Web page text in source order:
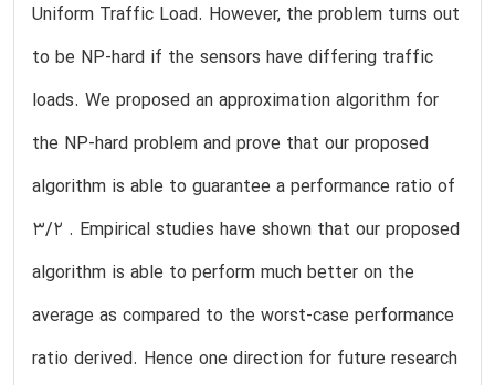
Uniform Traffic Load. However, the problem turns out
to be NP-hard if the sensors have differing traffic
loads. We proposed an approximation algorithm for
the NP-hard problem and prove that our proposed
algorithm is able to guarantee a performance ratio of
3/2 . Empirical studies have shown that our proposed
algorithm is able to perform much better on the
average as compared to the worst-case performance
ratio derived. Hence one direction for future research